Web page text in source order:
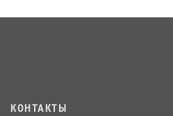
«Росгвардия. Вехи истории»: борьба
КОНТАКТЫ